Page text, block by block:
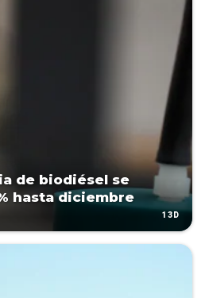
de biodiésel se
hasta diciembre
13D